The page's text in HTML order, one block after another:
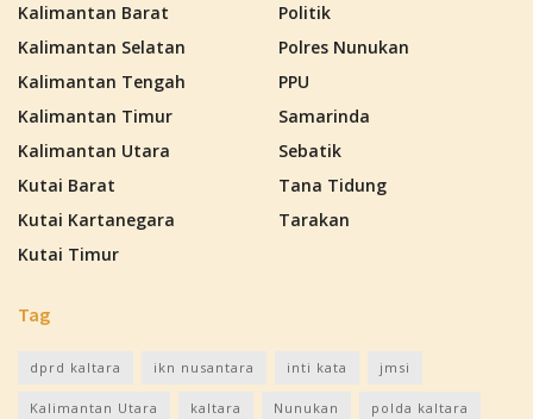
Kalimantan Barat
Kalimantan Selatan
Kalimantan Tengah
Kalimantan Timur
Kalimantan Utara
Kutai Barat
Kutai Kartanegara
Kutai Timur
Politik
Polres Nunukan
PPU
Samarinda
Sebatik
Tana Tidung
Tarakan
Tag
dprd kaltara ikn nusantara inti kata jmsi
Kalimantan Utara kaltara Nunukan polda kaltara